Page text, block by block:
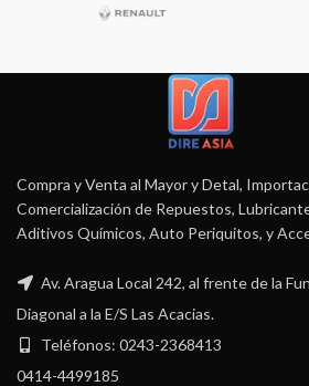
Compra y Venta al Mayor y Detal,
Comercialización de Repuestos,
Aditivos Químicos, Auto Periquitos, y
Av. Aragua Local 242, al frente de la
Diagonal a la E/S Las Acacias.
Teléfonos: 0243-2368413
0414-4499185